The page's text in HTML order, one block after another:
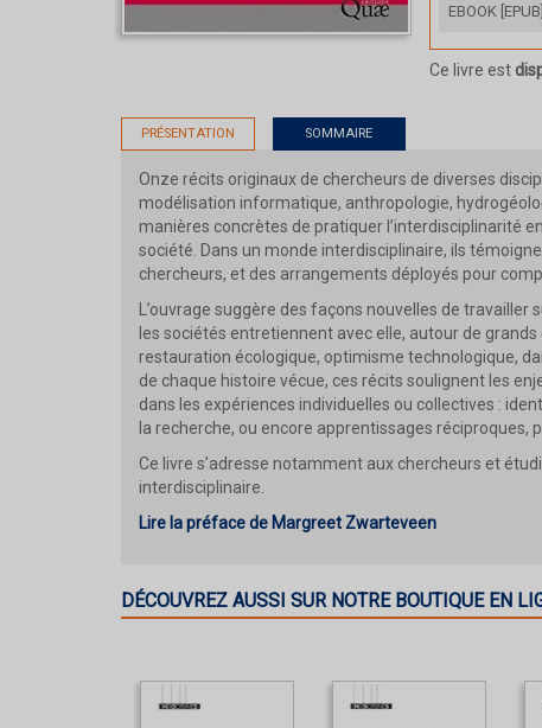
EBOOK [EPUB]
Ce livre est
PRÉSENTATION SOMMAIRE
Onze récits originaux de chercheurs de diverses
modélisation informatique, anthropologie,
manières concrètes de pratiquer l’interdisciplinarité
société. Dans un monde interdisciplinaire, ils
chercheurs, et des arrangements déployés pour
L’ouvrage suggère des façons nouvelles de
les sociétés entretiennent avec elle, autour de
restauration écologique, optimisme technologique,
de chaque histoire vécue, ces récits soulignent les
dans les expériences individuelles ou collectives :
la recherche, ou encore apprentissages
Ce livre s’adresse notamment aux chercheurs et
interdisciplinaire.
Lire la préface de Margreet Zwarteveen
DÉCOUVREZ AUSSI SUR NOTRE BOUTIQUE EN